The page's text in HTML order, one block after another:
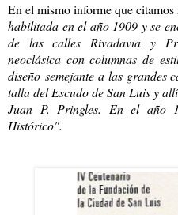
En el mismo informe que
habilitada en el año 1909 y se
de las calles Rivadavia y
neoclásica con columnas de
diseño semejante a las grandes
talla del Escudo de San Luis y
Juan P. Pringles. En el año
Histórico".